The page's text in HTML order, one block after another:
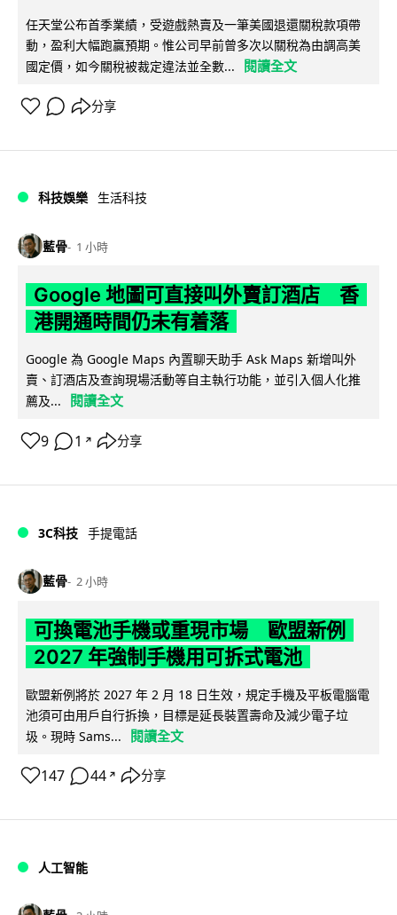
任天堂公布首季業績，受遊戲熱賣及一筆美國退還關稅款項帶
動，盈利大幅跑贏預期。惟公司早前曾多次以關稅為由調高美
國定價，如今關稅被裁定違法並全數...
閱讀全文
分享
科技娛樂 生活科技
藍骨 1 小時
Google 地圖可直接叫外賣訂酒店 香
港開通時間仍未有着落
Google 為 Google Maps 內置聊天助手 Ask Maps 新增叫外
賣、訂酒店及查詢現場活動等自主執行功能，並引入個人化推
薦及...
閱讀全文
9 1 ↗ 分享
3C科技 手提電話
藍骨 2 小時
可換電池手機或重現市場 歐盟新例
2027 年強制手機用可拆式電池
歐盟新例將於 2027 年 2 月 18 日生效，規定手機及平板電腦電
池須可由用戶自行拆換，目標是延長裝置壽命及減少電子垃
圾。現時 Sams...
閱讀全文
147 44 ↗ 分享
人工智能